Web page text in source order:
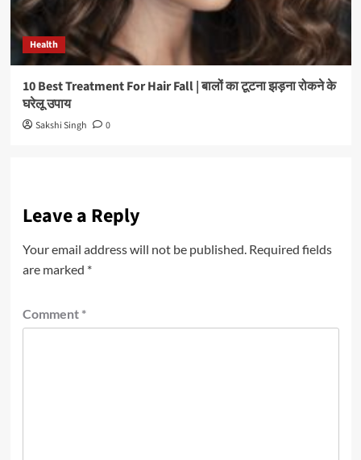
Health
10 Best Treatment For Hair Fall | बालों का टूटना झड़ना रोकने के
घरेलू उपाय
Sakshi Singh 0
Leave a Reply
Your email address will not be published. Required fields
are marked *
Comment *